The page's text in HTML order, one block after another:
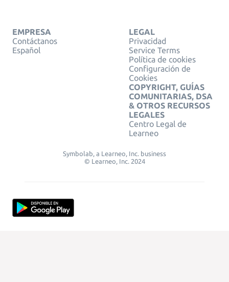
EMPRESA
Contáctanos
Español
LEGAL
Privacidad
Service Terms
Política de cookies
Configuración de
Cookies
COPYRIGHT, GUÍAS
COMUNITARIAS, DSA
& OTROS RECURSOS
LEGALES
Centro Legal de
Learneo
Symbolab, a Learneo, Inc. business
© Learneo, Inc. 2024